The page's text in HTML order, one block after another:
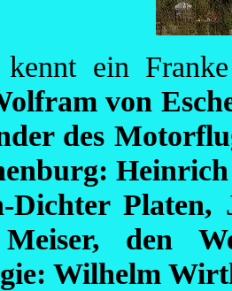
kennt ein
von
des
Dichter
den
Wilhelm